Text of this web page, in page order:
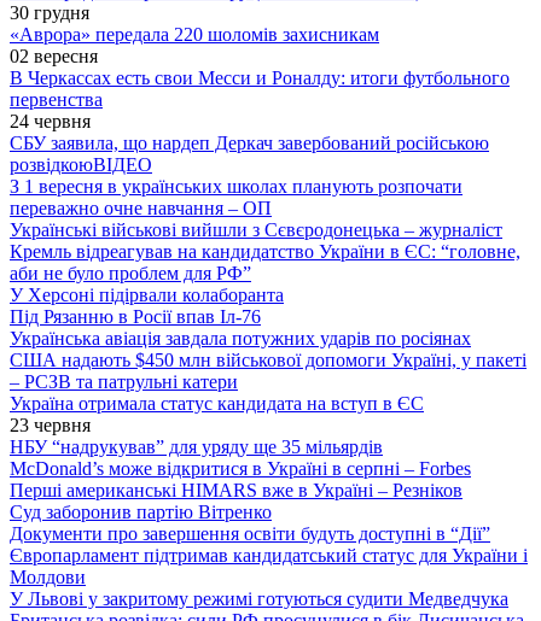
30 грудня
«Аврора» передала 220 шоломів захисникам
02 вересня
В Черкассах есть свои Месси и Роналду: итоги футбольного
первенства
24 червня
СБУ заявила, що нардеп Деркач завербований російською
розвідкоюВІДЕО
З 1 вересня в українських школах планують розпочати
переважно очне навчання – ОП
Українські військові вийшли з Сєвєродонецька – журналіст
Кремль відреагував на кандидатство України в ЄС: “головне,
аби не було проблем для РФ”
У Херсоні підірвали колаборанта
Під Рязанню в Росії впав Іл-76
Українська авіація завдала потужних ударів по росіянах
США надають $450 млн військової допомоги Україні, у пакеті
– РСЗВ та патрульні катери
Україна отримала статус кандидата на вступ в ЄС
23 червня
НБУ “надрукував” для уряду ще 35 мільярдів
McDonald’s може відкритися в Україні в серпні – Forbes
Перші американські HIMARS вже в Україні – Резніков
Суд заборонив партію Вітренко
Документи про завершення освіти будуть доступні в “Дії”
Європарламент підтримав кандидатський статус для України і
Молдови
У Львові у закритому режимі готуються судити Медведчука